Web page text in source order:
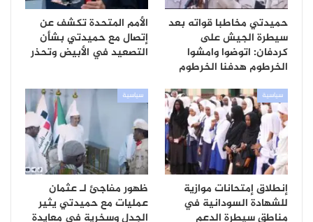
حميدتي مخاطبا قواته بعد
سيطرة الجيش على
كردفان: اتوضوا وامشوا
الخرطوم هدفنا الخرطوم
الأمم المتحدة تكشف عن
إتصال مع حميدتي بشأن
التصعيد في الأبيض وتحذر
سياسية
إنطلاق إمتحانات موازية
للشهادة السودانية في
مناطق سيطرة الدعم
سياسية
ظهور مفاجئ لـ عثمان
عمليات مع حميدتي يثير
الجدل وسخرية في معايدة